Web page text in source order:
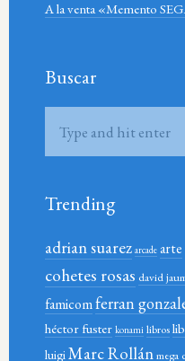
A la venta «Memento
Buscar
Trending
adrian suarez arcade arte
cohetes rosas david
famicomferran
héctor fuster konami libros
luigiMarc Rollánmega